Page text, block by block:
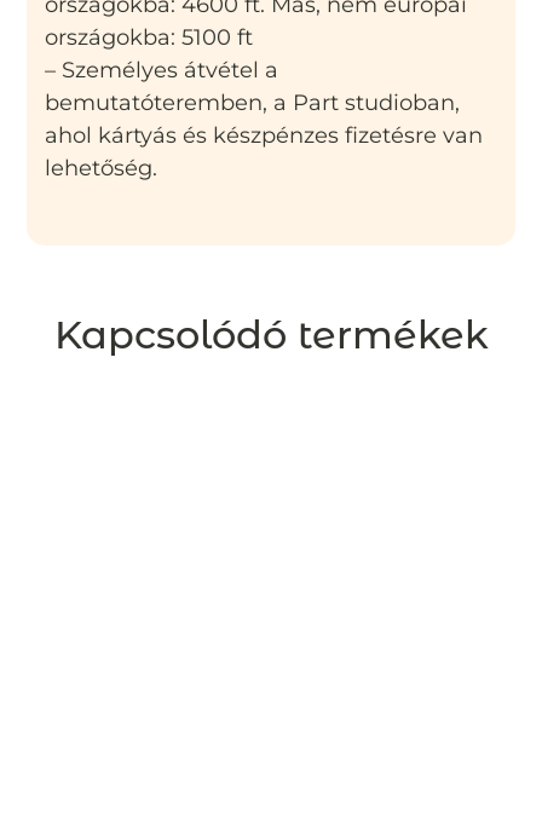
országokba: 5100 ft
– Személyes átvétel a
bemutatóteremben, a Part studioban,
ahol kártyás és készpénzes fizetésre van
lehetőség.
Kapcsolódó termékek